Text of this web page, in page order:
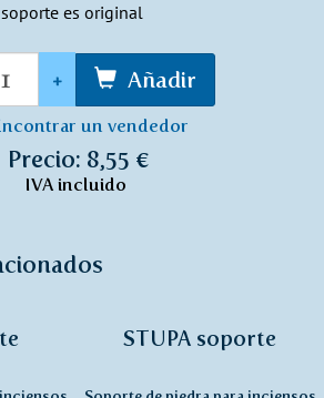
es original
+ Añadir
un vendedor
Precio: 8,55 €
IVA incluido
STUPA soporte